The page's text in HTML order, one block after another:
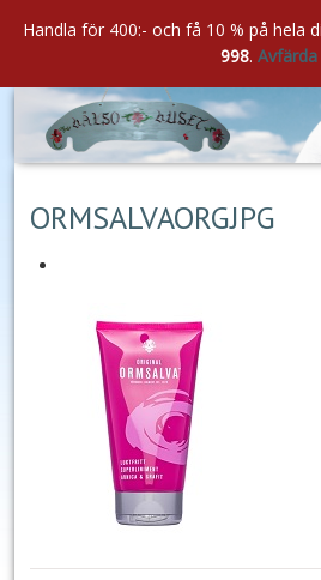
ORMSALVAORGJPG
Handla för 400:- och få 10 % på hela
998. Avfärda